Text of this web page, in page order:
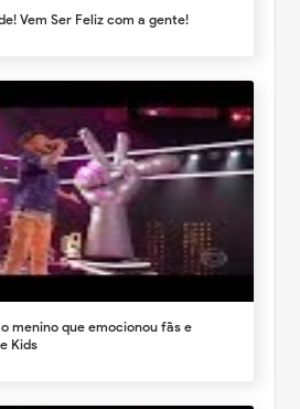
Vem Ser Feliz com a gente!
menino que emocionou fãs e
Kids